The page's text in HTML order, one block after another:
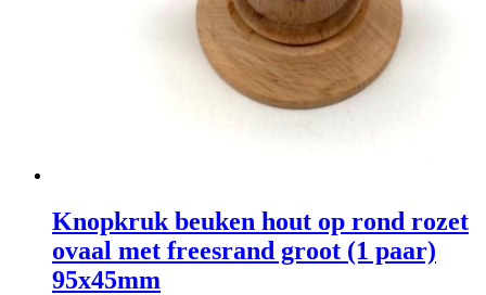
Knopkruk beuken hout op rond rozet
ovaal met freesrand groot (1 paar)
95x45mm